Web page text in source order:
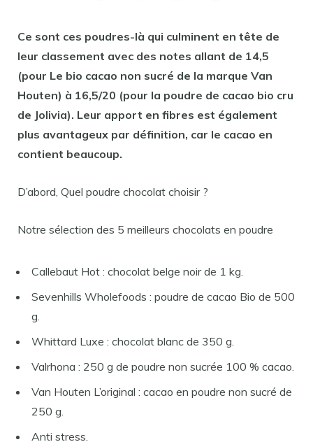
Ce sont ces poudres-là qui culminent en tête de
leur classement avec des notes allant de 14,5
(pour Le bio cacao non sucré de la marque Van
Houten) à 16,5/20 (pour la poudre de cacao bio cru
de Jolivia). Leur apport en fibres est également
plus avantageux par définition, car le cacao en
contient beaucoup.
D’abord, Quel poudre chocolat choisir ?
Notre sélection des 5 meilleurs chocolats en poudre
Callebaut Hot : chocolat belge noir de 1 kg.
Sevenhills Wholefoods : poudre de cacao Bio de 500
g.
Whittard Luxe : chocolat blanc de 350 g.
Valrhona : 250 g de poudre non sucrée 100 % cacao.
Van Houten L’original : cacao en poudre non sucré de
250 g.
Anti stress.